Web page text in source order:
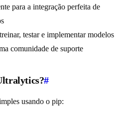
para a integração perfeita de
testar e implementar modelos
comunidade de suporte
#
usando o pip: